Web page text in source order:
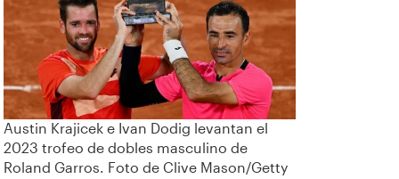
Austin Krajicek e Ivan Dodig levantan el
2023 trofeo de dobles masculino de
Roland Garros. Foto de Clive Mason/Getty